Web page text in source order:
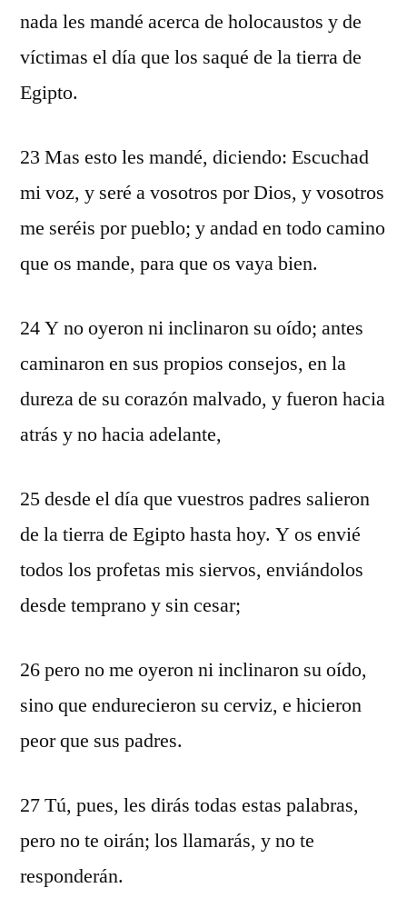
nada les mandé acerca de holocaustos y de
víctimas el día que los saqué de la tierra de
Egipto.
23 Mas esto les mandé, diciendo: Escuchad
mi voz, y seré a vosotros por Dios, y vosotros
me seréis por pueblo; y andad en todo camino
que os mande, para que os vaya bien.
24 Y no oyeron ni inclinaron su oído; antes
caminaron en sus propios consejos, en la
dureza de su corazón malvado, y fueron hacia
atrás y no hacia adelante,
25 desde el día que vuestros padres salieron
de la tierra de Egipto hasta hoy. Y os envié
todos los profetas mis siervos, enviándolos
desde temprano y sin cesar;
26 pero no me oyeron ni inclinaron su oído,
sino que endurecieron su cerviz, e hicieron
peor que sus padres.
27 Tú, pues, les dirás todas estas palabras,
pero no te oirán; los llamarás, y no te
responderán.